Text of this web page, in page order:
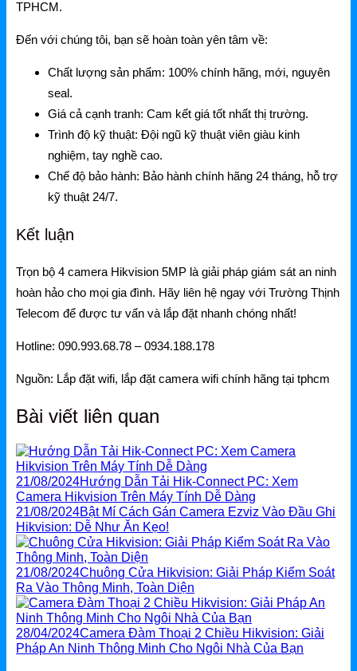
TPHCM.
Đến với chúng tôi, bạn sẽ hoàn toàn yên tâm về:
Chất lượng sản phẩm: 100% chính hãng, mới, nguyên
seal.
Giá cả cạnh tranh: Cam kết giá tốt nhất thị trường.
Trình độ kỹ thuật: Đội ngũ kỹ thuật viên giàu kinh
nghiệm, tay nghề cao.
Chế độ bảo hành: Bảo hành chính hãng 24 tháng, hỗ trợ
kỹ thuật 24/7.
Kết luận
Trọn bộ 4 camera Hikvision 5MP là giải pháp giám sát an ninh
hoàn hảo cho mọi gia đình. Hãy liên hệ ngay với Trường Thịnh
Telecom để được tư vấn và lắp đặt nhanh chóng nhất!
Hotline: 090.993.68.78 – 0934.188.178
Nguồn: Lắp đặt wifi, lắp đặt camera wifi chính hãng tại tphcm
Bài viết liên quan
21/08/2024Hướng Dẫn Tải Hik-Connect PC: Xem
Camera Hikvision Trên Máy Tính Dễ Dàng
21/08/2024Bật Mí Cách Gán Camera Ezviz Vào Đầu Ghi
Hikvision: Dễ Như Ăn Kẹo!
21/08/2024Chuông Cửa Hikvision: Giải Pháp Kiểm Soát
Ra Vào Thông Minh, Toàn Diện
28/04/2024Camera Đàm Thoại 2 Chiều Hikvision: Giải
Pháp An Ninh Thông Minh Cho Ngôi Nhà Của Bạn